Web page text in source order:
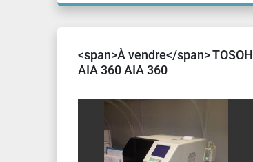
<span>À vendre</span> TOSOH
AIA 360 AIA 360